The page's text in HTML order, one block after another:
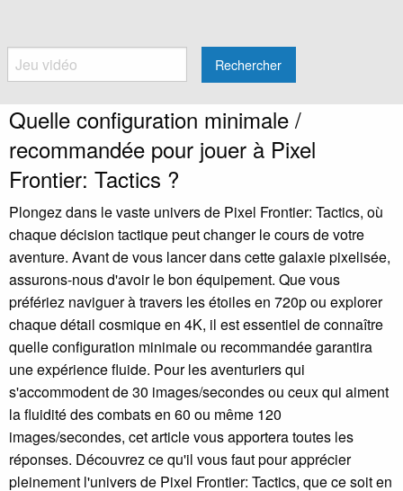
Rechercher
Quelle configuration minimale /
recommandée pour jouer à Pixel
Frontier: Tactics ?
Plongez dans le vaste univers de Pixel Frontier: Tactics, où
chaque décision tactique peut changer le cours de votre
aventure. Avant de vous lancer dans cette galaxie pixelisée,
assurons-nous d'avoir le bon équipement. Que vous
préfériez naviguer à travers les étoiles en 720p ou explorer
chaque détail cosmique en 4K, il est essentiel de connaître
quelle configuration minimale ou recommandée garantira
une expérience fluide. Pour les aventuriers qui
s'accommodent de 30 images/secondes ou ceux qui aiment
la fluidité des combats en 60 ou même 120
images/secondes, cet article vous apportera toutes les
réponses. Découvrez ce qu'il vous faut pour apprécier
pleinement l'univers de Pixel Frontier: Tactics, que ce soit en